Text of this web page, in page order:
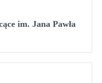
im. Jana Pawła